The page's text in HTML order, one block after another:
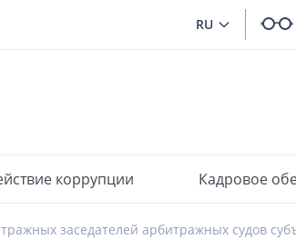
RU
коррупции Кадровое
заседателей арбитражных судов